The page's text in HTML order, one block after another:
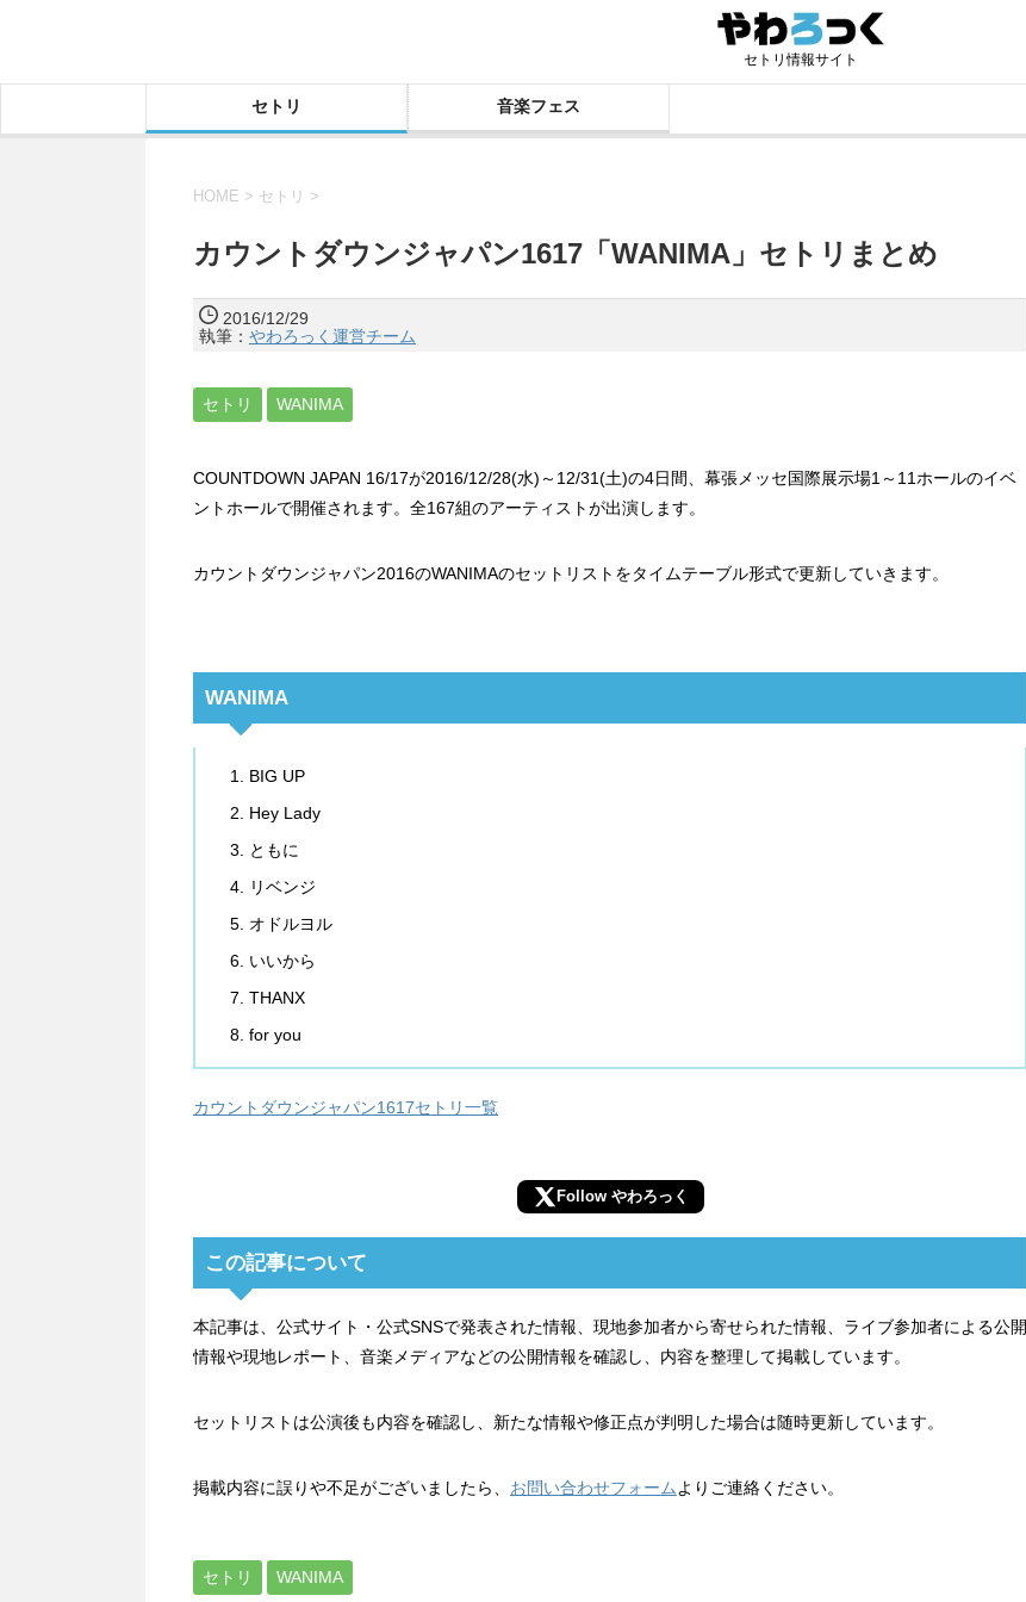
セトリ情報サイト
セトリ 音楽フェス
HOME > セトリ >
カウントダウンジャパン1617「WANIMA」セトリまとめ
2016/12/29
執筆： やわろっく運営チーム
セトリ WANIMA
COUNTDOWN JAPAN 16/17が2016/12/28(水)～12/31(土)の4日間、幕張メッセ国際展示場1～11ホールのイベ
ントホールで開催されます。全167組のアーティストが出演します。
カウントダウンジャパン2016のWANIMAのセットリストをタイムテーブル形式で更新していきます。
WANIMA
BIG UP
Hey Lady
ともに
リベンジ
オドルヨル
いいから
THANX
for you
カウントダウンジャパン1617セトリ一覧
Follow やわろっく
この記事について
本記事は、公式サイト・公式SNSで発表された情報、現地参加者から寄せられた情報、ライブ参加者による公開
情報や現地レポート、音楽メディアなどの公開情報を確認し、内容を整理して掲載しています。
セットリストは公演後も内容を確認し、新たな情報や修正点が判明した場合は随時更新しています。
掲載内容に誤りや不足がございましたら、 お問い合わせフォーム よりご連絡ください。
セトリ WANIMA